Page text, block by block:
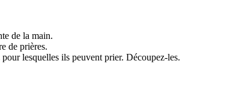
de la main.
de prières.
lesquelles ils peuvent prier. Découpez-les.